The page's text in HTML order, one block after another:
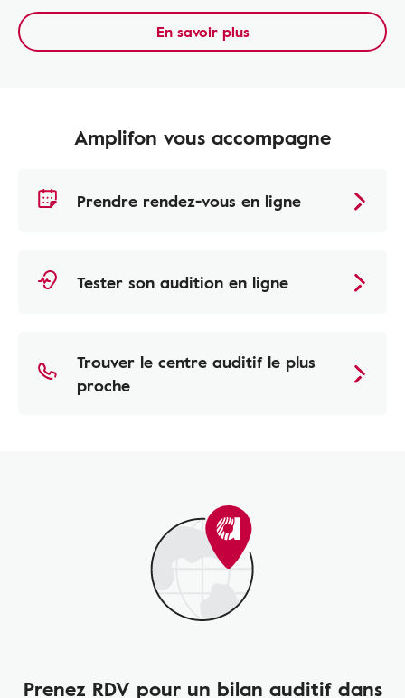
En savoir plus
Amplifon vous accompagne
Prendre rendez-vous en ligne
Tester son audition en ligne
Trouver le centre auditif le plus
proche
Prenez RDV pour un bilan auditif dans